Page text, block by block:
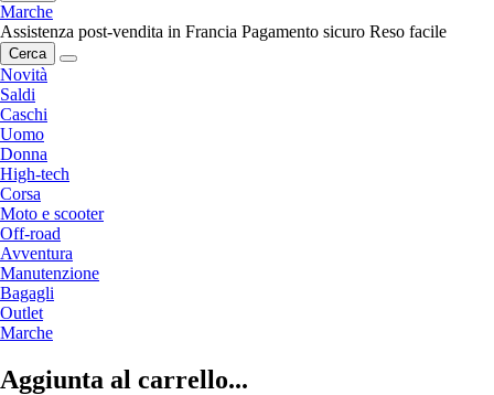
Marche
Assistenza post-vendita in Francia Pagamento sicuro Reso facile
Cerca
Novità
Saldi
Caschi
Uomo
Donna
High-tech
Corsa
Moto e scooter
Off-road
Avventura
Manutenzione
Bagagli
Outlet
Marche
Aggiunta al carrello...